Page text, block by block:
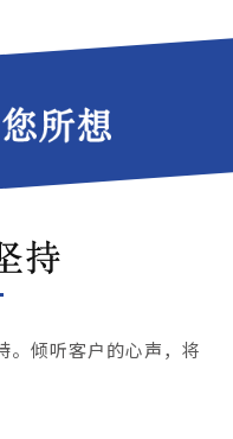
。倾听客户的心声，将